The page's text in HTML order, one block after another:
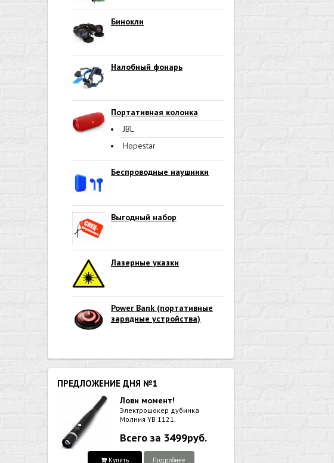
Бинокли
Налобный фонарь
Портативная колонка
JBL
Hopestar
Беспроводные наушники
Выгодный набор
Лазерные указки
Power Bank (портативные
зарядные устройства)
ПРЕДЛОЖЕНИЕ ДНЯ №1
Лови момент!
Электрошокер дубинка
Молния YB 1121.
Всего за 3499руб.
Купить Подробнее